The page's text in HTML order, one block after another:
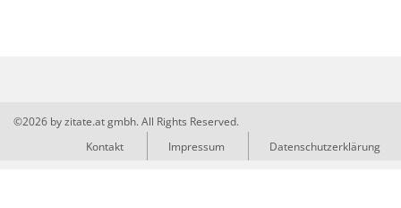
©2026 by zitate.at gmbh. All Rights Reserved.
Kontakt
Impressum Datenschutzerklärung